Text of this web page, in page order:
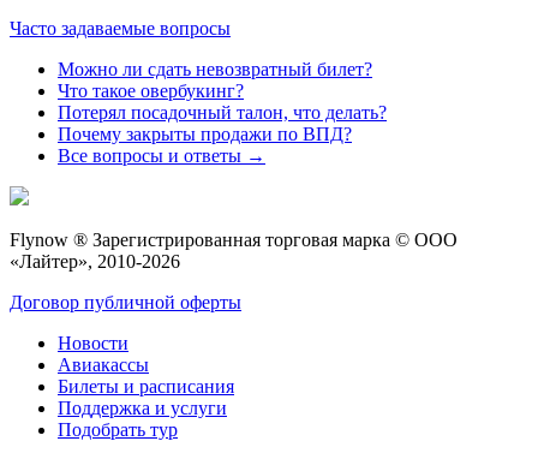
Часто задаваемые вопросы
Можно ли сдать невозвратный билет?
Что такое овербукинг?
Потерял посадочный талон, что делать?
Почему закрыты продажи по ВПД?
Все вопросы и ответы →
Flynow ® Зарегистрированная торговая марка © ООО
«Лайтер», 2010-2026
Договор публичной оферты
Новости
Авиакассы
Билеты и расписания
Поддержка и услуги
Подобрать тур